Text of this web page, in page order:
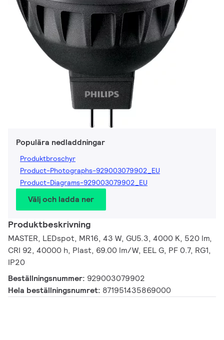
Populära nedladdningar
Produktbroschyr
Product-Photographs-929003079902_EU
Product-Diagrams-929003079902_EU
Välj och ladda ner
Produktbeskrivning
MASTER, LEDspot, MR16, 43 W, GU5.3, 4000 K, 520 lm,
CRI 92, 40000 h, Plast, 69.00 lm/W, EEL G, PF 0.7, RG1,
IP20
Beställningsnummer: 929003079902
Hela beställningsnumret: 871951435869000